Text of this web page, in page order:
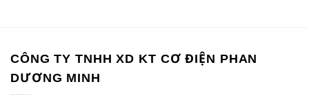
CÔNG TY TNHH XD KT CƠ ĐIỆN PHAN
DƯƠNG MINH